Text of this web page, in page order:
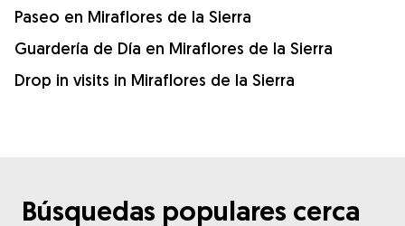
Paseo en Miraflores de la Sierra
Guardería de Día en Miraflores de la Sierra
Drop in visits in Miraflores de la Sierra
Búsquedas populares cerca